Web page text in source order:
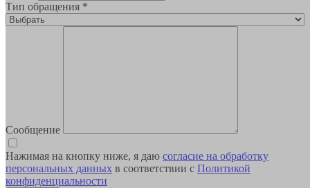
Тип обращения *
Сообщение
Нажимая на кнопку ниже, я даю согласие на обработку
персональных данных в соответствии с Политикой
конфиденциальности